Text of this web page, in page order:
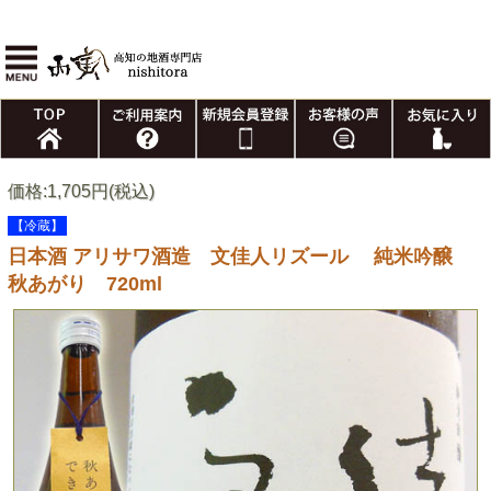
価格:1,705円(税込)
【冷蔵】
日本酒 アリサワ酒造 文佳人リズール 純米吟醸
秋あがり 720ml